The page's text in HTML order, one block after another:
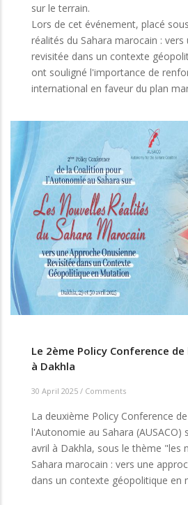
sur le terrain.
Lors de cet événement, placé
réalités du Sahara marocain :
revisitée dans un contexte
ont souligné l'importance de
international en faveur du plan
Le 2ème Policy Conference de
à Dakhla
30 April 2025 / Comments
La deuxième Policy Conference
l'Autonomie au Sahara (AUSACO)
avril à Dakhla, sous le thème "les
Sahara marocain : vers une
dans un contexte géopolitique en